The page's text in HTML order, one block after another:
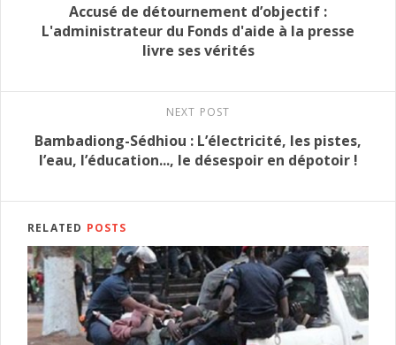
Accusé de détournement d’objectif :
L'administrateur du Fonds d'aide à la presse
livre ses vérités
NEXT POST
Bambadiong-Sédhiou : L’électricité, les pistes,
l’eau, l’éducation..., le désespoir en dépotoir !
RELATED POSTS